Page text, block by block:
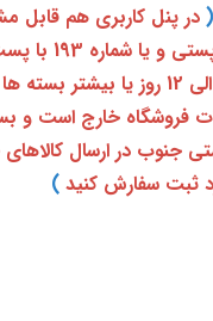
(در پنل کاربری هم قابل
بعد از آن کاربر فقط
بعد از دریافت کدرهگیری 24 رقمی معمولا بین 3 الی 12
فروشگاه خارج است و
جنوب در ارسال
ثبت سفارش کنید )